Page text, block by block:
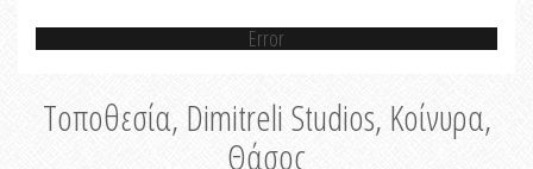
Error
Τοποθεσία, Dimitreli Studios, Κοίνυρα,
Θάσος